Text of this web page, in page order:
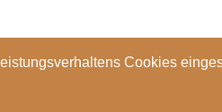
Cookies